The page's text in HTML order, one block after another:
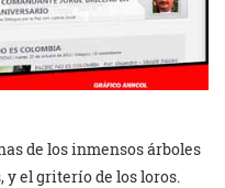
de los inmensos árboles
el griterío de los loros.